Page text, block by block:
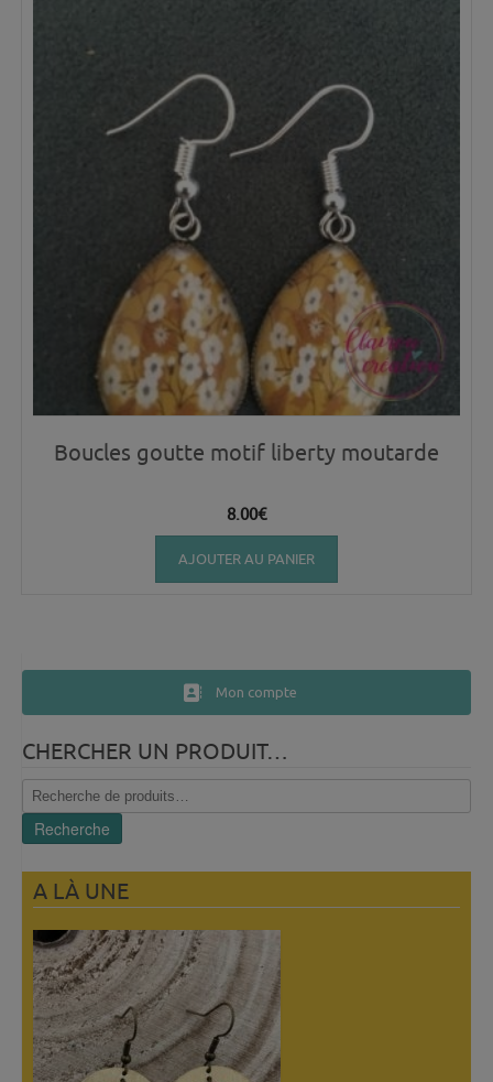
Boucles goutte motif liberty moutarde
8.00€
AJOUTER AU PANIER
Mon compte
CHERCHER UN PRODUIT…
Recherche
pour :
Recherche
A LÀ UNE